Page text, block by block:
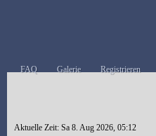
FAQ Galerie Registrieren
Aktuelle Zeit: Sa 8. Aug 2026, 05:12